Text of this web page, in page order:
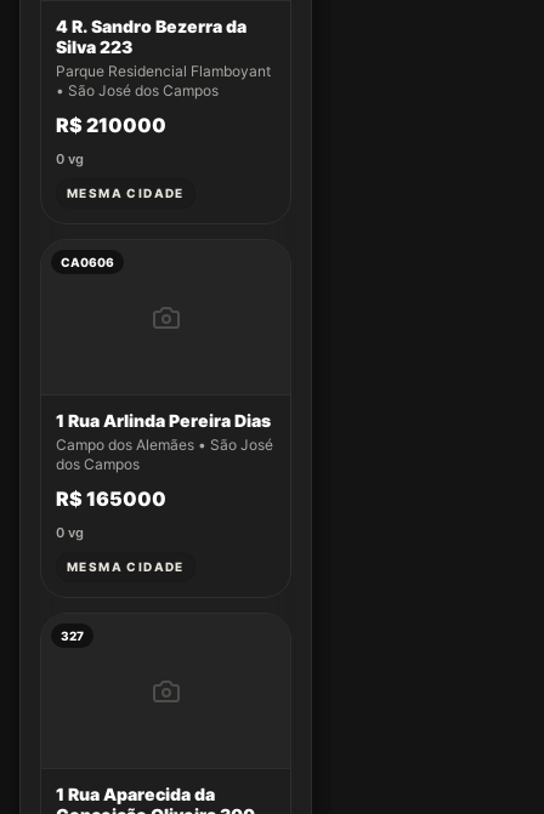
4 R. Sandro Bezerra da
Silva 223
Parque Residencial Flamboyant
• São José dos Campos
R$ 210000
0 vg
MESMA CIDADE
CA0606
1 Rua Arlinda Pereira Dias
Campo dos Alemães • São José
dos Campos
R$ 165000
0 vg
MESMA CIDADE
327
1 Rua Aparecida da